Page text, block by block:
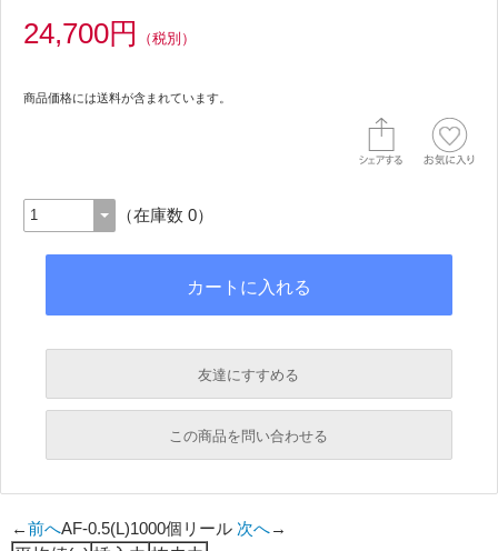
24,700円 （税別）
商品価格には送料が含まれています。
（在庫数 0）
友達にすすめる
必須
この商品を問い合わせる
←前へAF-0.5(L)1000個リール 次へ→